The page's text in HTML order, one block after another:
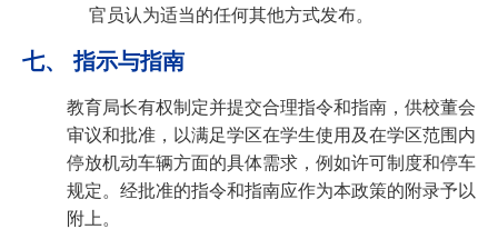
官员认为适当的任何其他方式发布。
七、 指示与指南
教育局长有权制定并提交合理指令和指南，供校董会
审议和批准，以满足学区在学生使用及在学区范围内
停放机动车辆方面的具体需求，例如许可制度和停车
规定。经批准的指令和指南应作为本政策的附录予以
附上。